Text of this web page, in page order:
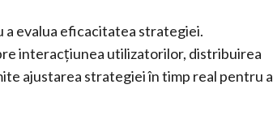
evalua eficacitatea strategiei.
interacțiunea utilizatorilor, distribuirea
ajustarea strategiei în timp real pentru a